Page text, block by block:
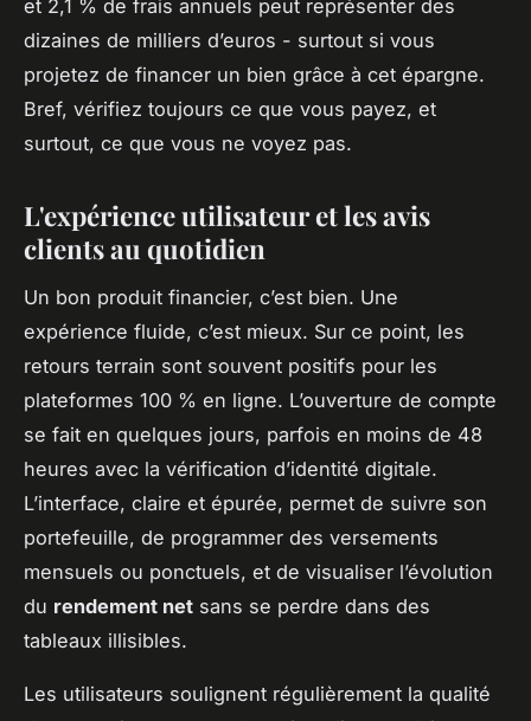
et 2,1 % de frais annuels peut représenter des
dizaines de milliers d’euros - surtout si vous
projetez de financer un bien grâce à cet épargne.
Bref, vérifiez toujours ce que vous payez, et
surtout, ce que vous ne voyez pas.
L'expérience utilisateur et les avis
clients au quotidien
Un bon produit financier, c’est bien. Une
expérience fluide, c’est mieux. Sur ce point, les
retours terrain sont souvent positifs pour les
plateformes 100 % en ligne. L’ouverture de compte
se fait en quelques jours, parfois en moins de 48
heures avec la vérification d’identité digitale.
L’interface, claire et épurée, permet de suivre son
portefeuille, de programmer des versements
mensuels ou ponctuels, et de visualiser l’évolution
du rendement net sans se perdre dans des
tableaux illisibles.
Les utilisateurs soulignent régulièrement la qualité